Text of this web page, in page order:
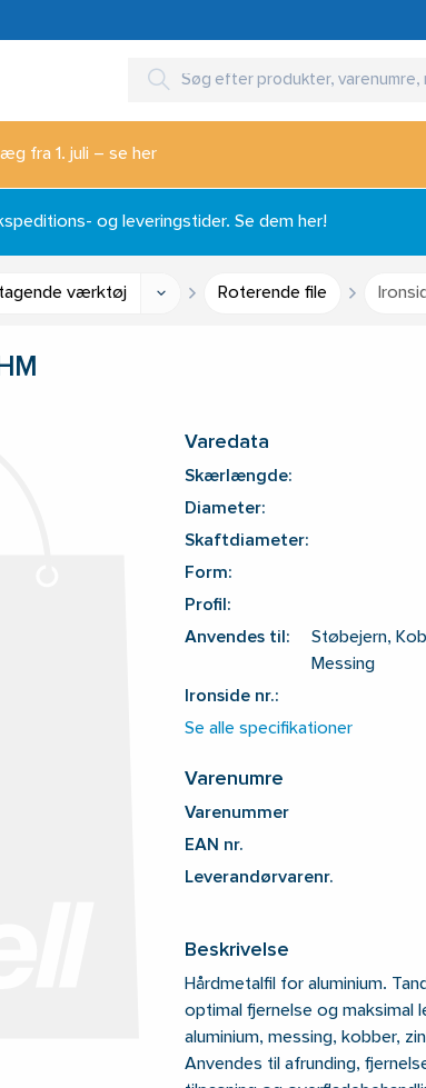
fra 1. juli – se her
og leveringstider. Se dem her!
værktøj Roterende file
Varedata
Skærlængde:
Diameter:
Skaftdiameter:
Form:
Profil:
Anvendes til:
Støbejern,
Messing
Ironside nr.:
Se alle specifikationer
Varenumre
Varenummer
EAN nr.
Leverandørvarenr.
Beskrivelse
Hårdmetalfil for aluminium.
optimal fjernelse og maksimal
aluminium, messing, kobber,
Anvendes til afrunding,